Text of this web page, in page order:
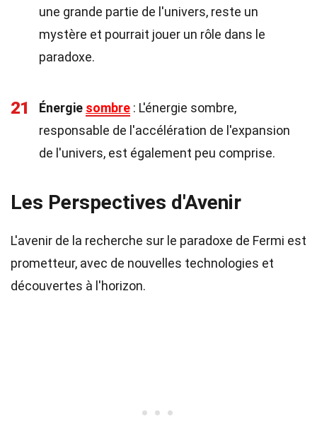
une grande partie de l'univers, reste un
mystère et pourrait jouer un rôle dans le
paradoxe.
21 Énergie sombre : L'énergie sombre,
responsable de l'accélération de l'expansion
de l'univers, est également peu comprise.
Les Perspectives d'Avenir
L'avenir de la recherche sur le paradoxe de Fermi est
prometteur, avec de nouvelles technologies et
découvertes à l'horizon.